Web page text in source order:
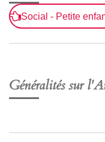
Social - Petite
Généralités sur